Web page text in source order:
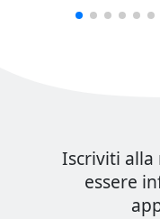
Iscriviti alla
essere